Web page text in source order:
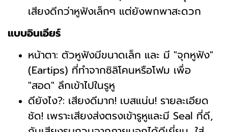
เสียงดีกว่าหูฟังเล็กๆ แต่ยังพกพาสะดวก
แบบอินเอียร์
หน้าตา: ตัวหูฟังมีขนาดเล็ก และ มี "จุกหูฟัง"
(Eartips) ที่ทำจากซิลิโคนหรือโฟม เพื่อ
"สอด" ลึกเข้าไปในรูหู
ดียังไง?: เสียงดีมาก! เบสแน่น! รายละเอียด
ชัด! เพราะเสียงส่งตรงเข้ารูหูและมี Seal ที่ดี,